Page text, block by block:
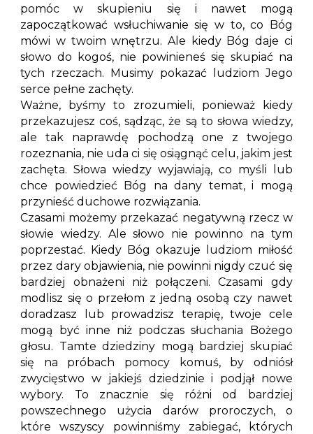
pomóc w skupieniu się i nawet mogą
zapoczątkować wsłuchiwanie się w to, co Bóg
mówi w twoim wnętrzu. Ale kiedy Bóg daje ci
słowo do kogoś, nie powinieneś się skupiać na
tych rzeczach. Musimy pokazać ludziom Jego
serce pełne zachęty.
Ważne, byśmy to zrozumieli, ponieważ kiedy
przekazujesz coś, sądząc, że są to słowa wiedzy,
ale tak naprawdę pochodzą one z twojego
rozeznania, nie uda ci się osiągnąć celu, jakim jest
zachęta. Słowa wiedzy wyjawiają, co myśli lub
chce powiedzieć Bóg na dany temat, i mogą
przynieść duchowe rozwiązania.
Czasami możemy przekazać negatywną rzecz w
słowie wiedzy. Ale słowo nie powinno na tym
poprzestać. Kiedy Bóg okazuje ludziom miłość
przez dary objawienia, nie powinni nigdy czuć się
bardziej obnażeni niż połączeni. Czasami gdy
modlisz się o przełom z jedną osobą czy nawet
doradzasz lub prowadzisz terapię, twoje cele
mogą być inne niż podczas słuchania Bożego
głosu. Tamte dziedziny mogą bardziej skupiać
się na próbach pomocy komuś, by odniósł
zwycięstwo w jakiejś dziedzinie i podjął nowe
wybory. To znacznie się różni od bardziej
powszechnego użycia darów proroczych, o
które wszyscy powinniśmy zabiegać, których